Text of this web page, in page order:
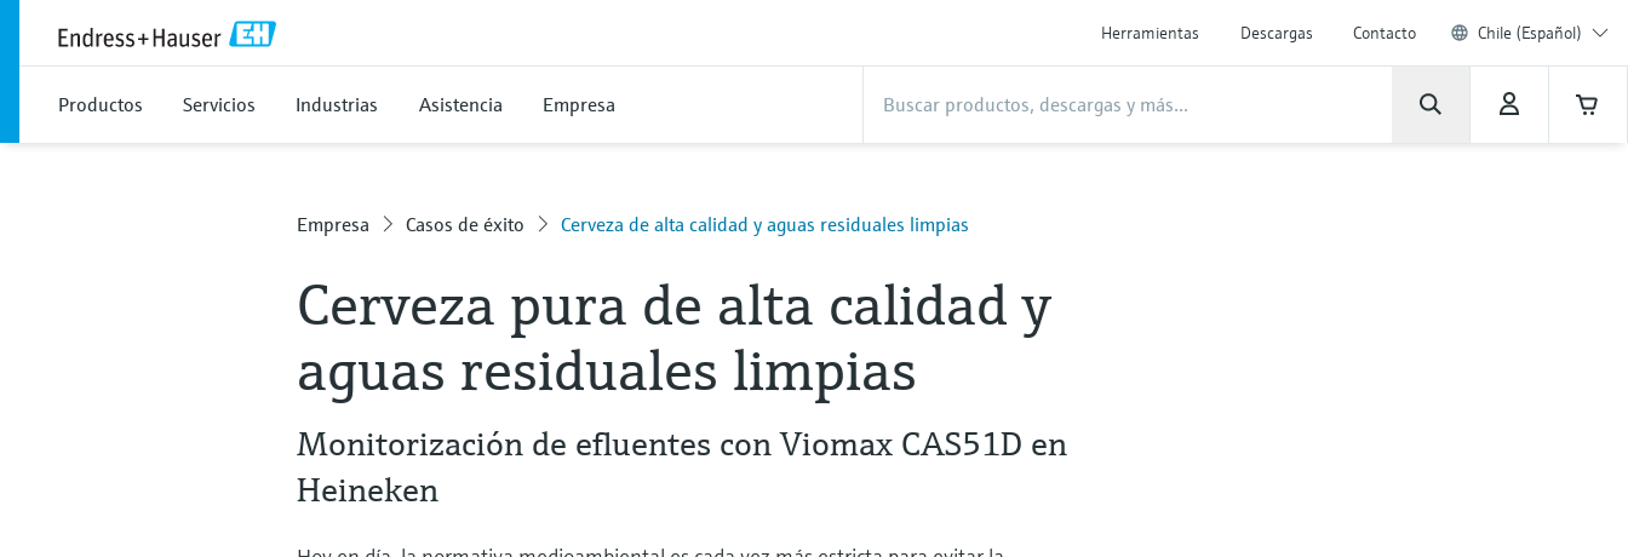
Herramientas Descargas Contacto Chile (Español)
Productos Servicios Industrias Asistencia Empresa
Empresa Casos de éxito Cerveza de alta calidad y aguas residuales limpias
Cerveza pura de alta calidad y
aguas residuales limpias
Monitorización de efluentes con Viomax CAS51D en
Heineken